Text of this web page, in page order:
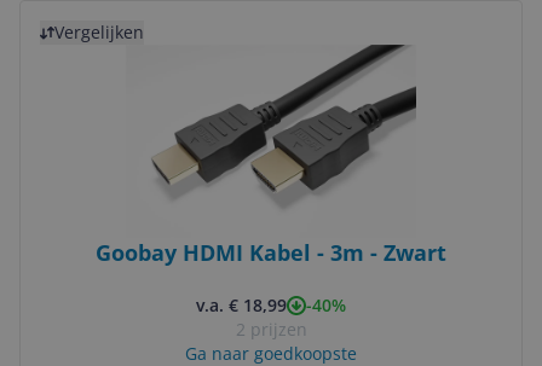
Vergelijken
Goobay HDMI Kabel - 3m - Zwart
v.a. € 18,99
-40%
2 prijzen
Ga naar goedkoopste